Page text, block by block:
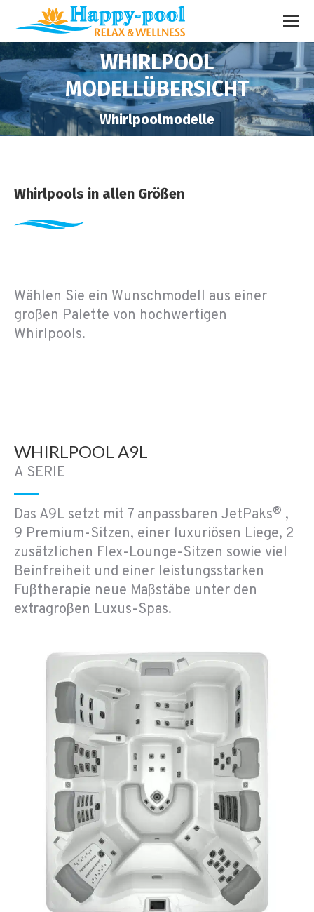
WHIRLPOOL
MODELLÜBERSICHT
Whirlpoolmodelle
You are here:
Whirlpools in allen Größen
Wählen Sie ein Wunschmodell aus einer
großen Palette von hochwertigen
Whirlpools.
WHIRLPOOL A9L
A SERIE
Das A9L setzt mit 7 anpassbaren JetPaks® ,
9 Premium-Sitzen, einer luxuriösen Liege, 2
zusätzlichen Flex-Lounge-Sitzen sowie viel
Beinfreiheit und einer leistungsstarken
Fußtherapie neue Maßstäbe unter den
extragroßen Luxus-Spas.